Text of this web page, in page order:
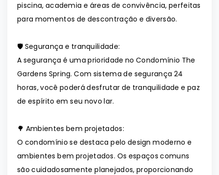
piscina, academia e áreas de convivência, perfeitas
para momentos de descontração e diversão.
🛡️ Segurança e tranquilidade:
A segurança é uma prioridade no Condomínio The
Gardens Spring. Com sistema de segurança 24
horas, você poderá desfrutar de tranquilidade e paz
de espírito em seu novo lar.
🌳 Ambientes bem projetados:
O condomínio se destaca pelo design moderno e
ambientes bem projetados. Os espaços comuns
são cuidadosamente planejados, proporcionando